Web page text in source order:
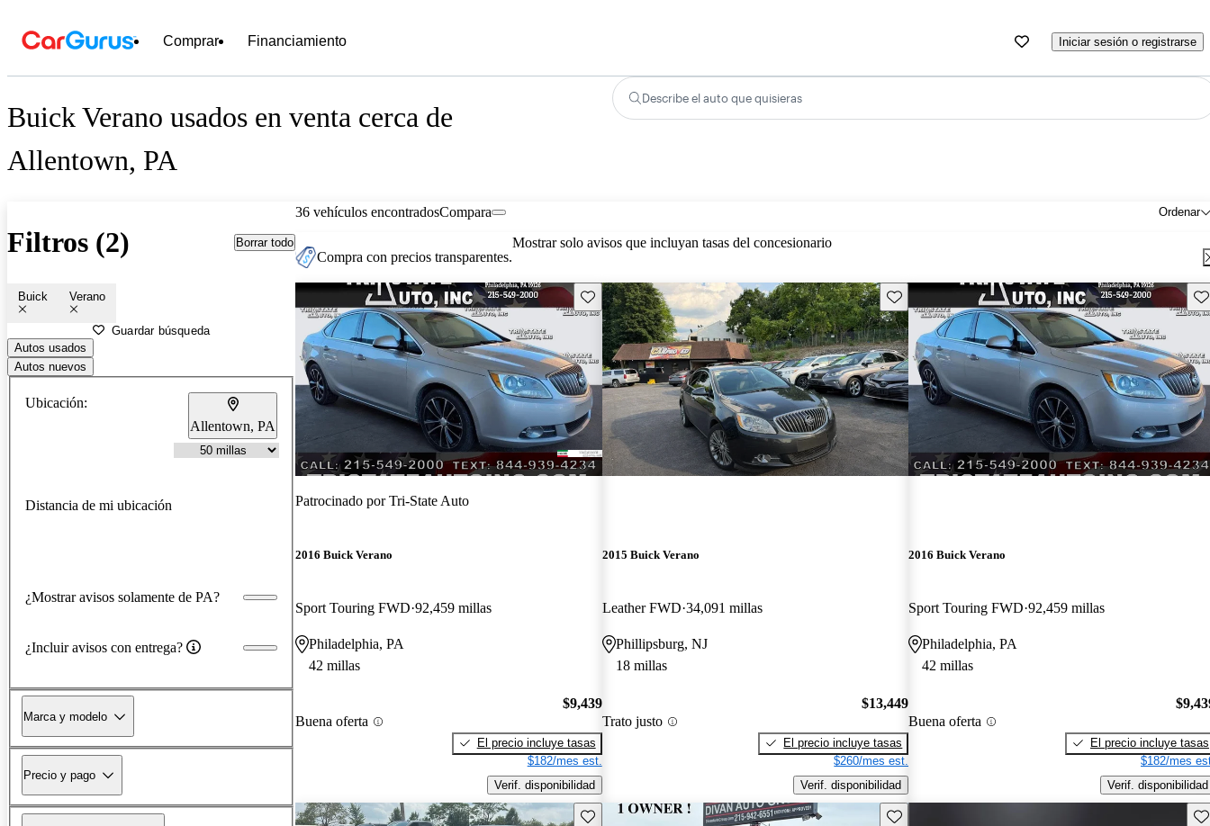
Comprar Financiamiento Iniciar sesión o registrarse
Buick Verano usados en venta cerca de
Allentown, PA
Describe el auto que quisieras
Filtros (2) Borrar todo
Buick Verano
Guardar búsqueda
Autos usados
Autos nuevos
Ubicación:
Allentown, PA
Distancia de mi ubicación
¿Mostrar avisos solamente de PA?
¿Incluir avisos con entrega?
Marca y modelo
Precio y pago
36 vehículos encontrados Ordenar
Compara
Compra con precios transparentes.
Mostrar solo avisos que incluyan tasas del concesionario
Guarda este Aviso
Patrocinado porTri-State Auto
2016 Buick Verano
Sport Touring FWD 92,459 millas
Philadelphia, PA
42 millas
Buena oferta
$9,439
El precio incluye tasas
$182/mes est.
Verif. disponibilidad
Guarda este Aviso
2015 Buick Verano
Leather FWD 34,091 millas
Phillipsburg, NJ
18 millas
Trato justo
$13,449
El precio incluye tasas
$260/mes est.
Verif. disponibilidad
2016 Buick Verano
Sport Touring FWD 92,459 millas
Philadelphia, PA
42 millas
Buena oferta
El precio incluye tasas
$182/mes
Verif. disponibilidad
Guarda este Aviso Guarda este Aviso